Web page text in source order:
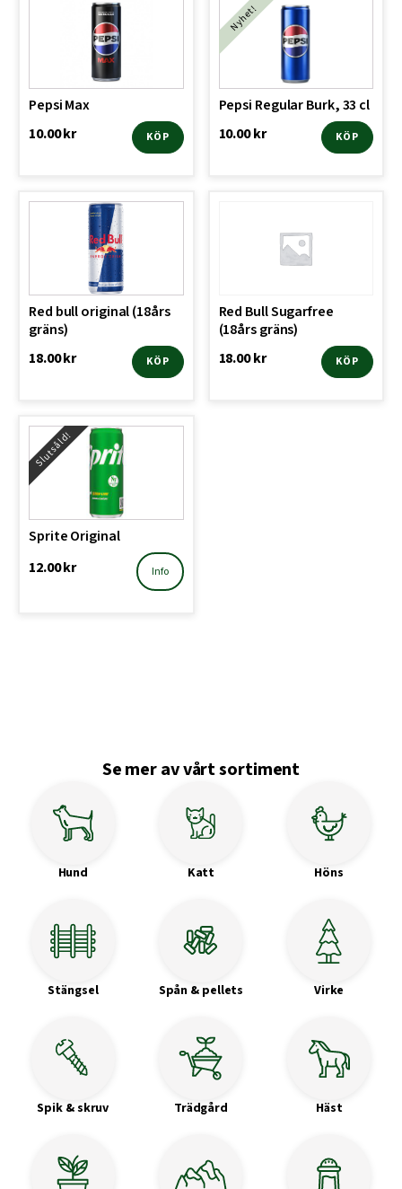
Pepsi Max
10.00kr KÖP
Nyhet!
Pepsi Regular Burk, 33 cl
10.00kr KÖP
Red bull original (18års
gräns)
18.00kr KÖP
Red Bull Sugarfree
(18års gräns)
18.00kr KÖP
Slutsåld!
Sprite Original
12.00kr Info
Se mer av vårt sortiment
Hund Katt Höns
Stängsel Spån & pellets Virke
Spik & skruv Trädgård Häst